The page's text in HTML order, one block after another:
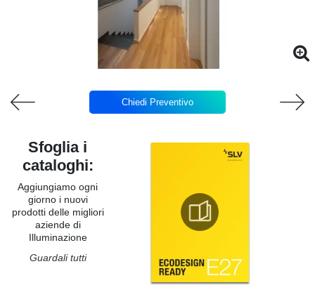
Chiedi Preventivo
Sfoglia i
cataloghi:
Aggiungiamo ogni
giorno i nuovi
prodotti delle migliori
aziende di
Illuminazione
Guardali tutti